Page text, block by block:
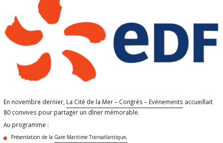
En novembre dernier, La Cité de la Mer – Congrès – Evénements accueillait
80 convives pour partager un dîner mémorable.
Au programme :
Présentation de la Gare Maritime Transatlantique,